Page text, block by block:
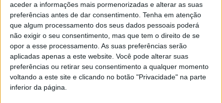
aceder a informações mais pormenorizadas e alterar as suas
preferências antes de dar consentimento. Tenha em atenção
que algum processamento dos seus dados pessoais poderá
não exigir o seu consentimento, mas que tem o direito de se
opor a esse processamento. As suas preferências serão
aplicadas apenas a este website. Você pode alterar suas
preferências ou retirar seu consentimento a qualquer momento
voltando a este site e clicando no botão "Privacidade" na parte
inferior da página.
programa “RecolhaBio – Apoio à Implementação de
Projetos de Recolha Seletiva de Biorresíduos”, apoiado
pelo Fundo Ambiental.
Está previsto um conjunto de ações para promover e
aumentar a recolha seletiva de resíduos verdes, a sua
reciclagem e valorização.